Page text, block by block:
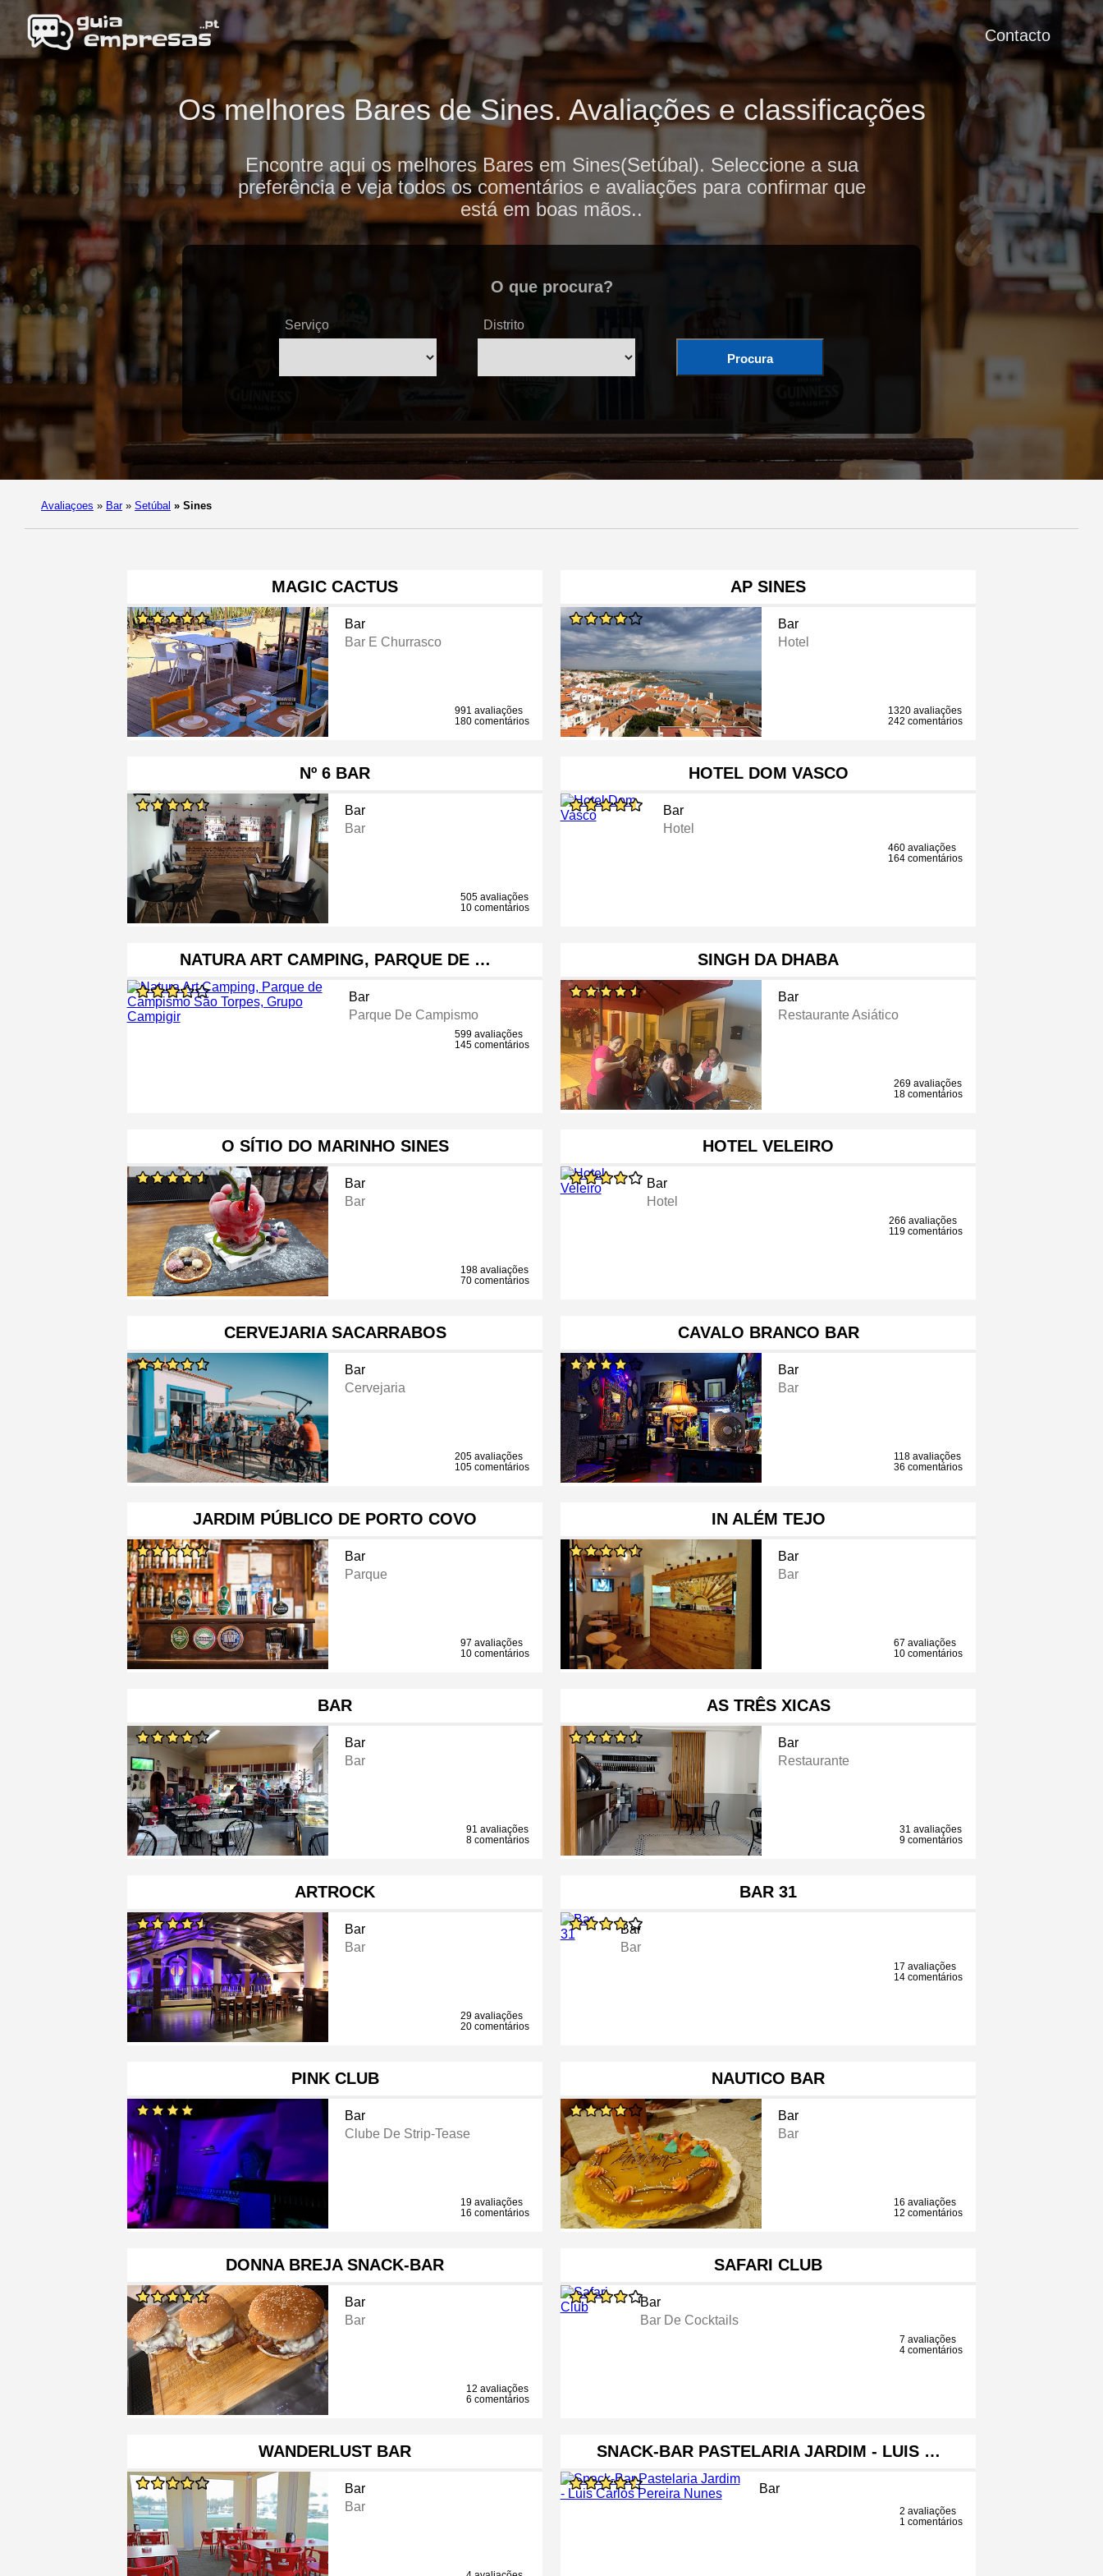
Contacto
Os melhores Bares de Sines. Avaliações e classificações
Encontre aqui os melhores Bares em Sines(Setúbal). Seleccione a sua
preferência e veja todos os comentários e avaliações para confirmar que
está em boas mãos..
O que procura?
Serviço Distrito
Procura
Avaliaçoes » Bar » Setúbal » Sines
MAGIC CACTUS
Bar
Bar E Churrasco
991 avaliações
180 comentários
AP SINES
Bar
Hotel
1320 avaliações
242 comentários
Nº 6 BAR
Bar
Bar
505 avaliações
10 comentários
HOTEL DOM VASCO
Bar
Hotel
460 avaliações
164 comentários
NATURA ART CAMPING, PARQUE DE …
Bar
Parque De Campismo
599 avaliações
145 comentários
SINGH DA DHABA
Bar
Restaurante Asiático
269 avaliações
18 comentários
O SÍTIO DO MARINHO SINES
Bar
Bar
198 avaliações
70 comentários
HOTEL VELEIRO
Bar
Hotel
266 avaliações
119 comentários
CERVEJARIA SACARRABOS
Bar
Cervejaria
205 avaliações
105 comentários
CAVALO BRANCO BAR
Bar
Bar
118 avaliações
36 comentários
JARDIM PÚBLICO DE PORTO COVO
Bar
Parque
97 avaliações
10 comentários
IN ALÉM TEJO
Bar
Bar
67 avaliações
10 comentários
BAR
Bar
Bar
91 avaliações
8 comentários
AS TRÊS XICAS
Bar
Restaurante
31 avaliações
9 comentários
ARTROCK
Bar
Bar
29 avaliações
20 comentários
BAR 31
Bar
Bar
17 avaliações
14 comentários
PINK CLUB
Bar
Clube De Strip-Tease
19 avaliações
16 comentários
NAUTICO BAR
Bar
Bar
16 avaliações
12 comentários
DONNA BREJA SNACK-BAR
Bar
Bar
12 avaliações
6 comentários
SAFARI CLUB
Bar
Bar De Cocktails
7 avaliações
4 comentários
WANDERLUST BAR
Bar
Bar
SNACK-BAR PASTELARIA JARDIM - LUIS …
Bar
2 avaliações
1 comentários